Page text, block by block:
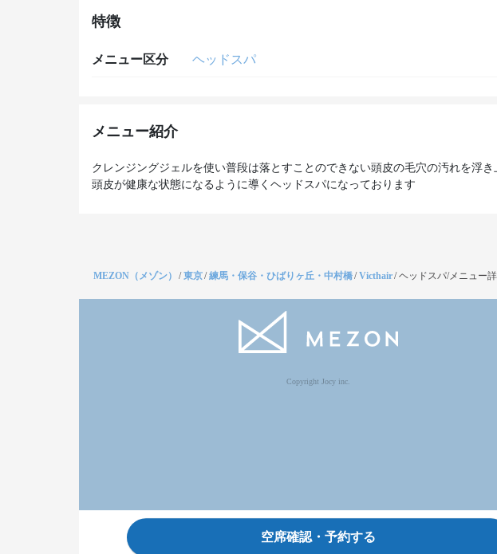
特徴
メニュー区分 ヘッドスパ
メニュー紹介
クレンジングジェルを使い普段は落とすことのできない頭皮の毛穴の汚れを浮き
頭皮が健康な状態になるように導くヘッドスパになっております
MEZON（メゾン） /東京/練馬・保谷・ひばりヶ丘・中村橋/Victhair/ヘッドスパ/メニュー
Copyright Jocy inc.
空席確認・予約する